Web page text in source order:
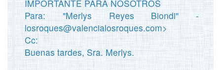
IMPORTANTE PARA NOSOTROS
Para: "Merlys Reyes Biondi" -
losroques@valencialosroques.com>
Cc:
Buenas tardes, Sra. Merlys.